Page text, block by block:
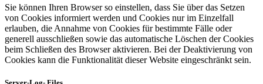
Sie können Ihren Browser so einstellen, dass Sie über das Setzen
von Cookies informiert werden und Cookies nur im Einzelfall
erlauben, die Annahme von Cookies für bestimmte Fälle oder
generell ausschließen sowie das automatische Löschen der Cookies
beim Schließen des Browser aktivieren. Bei der Deaktivierung von
Cookies kann die Funktionalität dieser Website eingeschränkt sein.